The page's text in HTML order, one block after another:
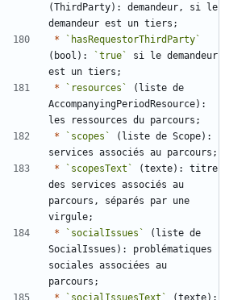
(ThirdParty): demandeur, si le
*
`hasRequestorThirdParty`
(bool):
`true`
si le demandeur
*
`resources`
(liste de
AccompanyingPeriodResource):
*
`scopes`
(liste de Scope):
*
`scopesText`
(texte): titre
des services associés au
parcours, séparés par une
*
`socialIssues`
(liste de
SocialIssues): problématiques
sociales associées au
*
`socialIssuesText`
(texte):